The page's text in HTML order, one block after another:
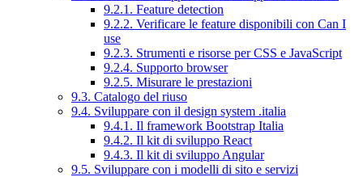
9.2.1. Feature detection
9.2.2. Verificare le feature disponibili con Can I
use
9.2.3. Strumenti e risorse per CSS e JavaScript
9.2.4. Supporto browser
9.2.5. Misurare le prestazioni
9.3. Catalogo del riuso
9.4. Sviluppare con il design system .italia
9.4.1. Il framework Bootstrap Italia
9.4.2. Il kit di sviluppo React
9.4.3. Il kit di sviluppo Angular
9.5. Sviluppare con i modelli di sito e servizi